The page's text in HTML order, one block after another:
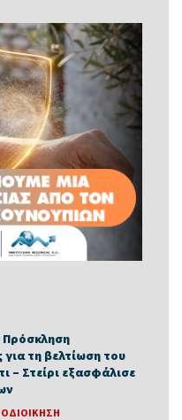
τη βελτίωση του
– Στείρι εξασφάλισε